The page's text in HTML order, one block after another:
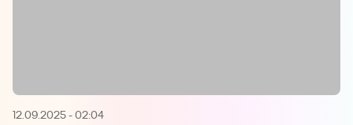
12.09.2025 - 02:04